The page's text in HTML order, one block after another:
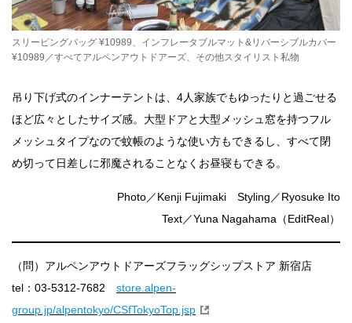
スリーピングバッグ ¥10989、インフレータブルマット&リバーシブルカバー
¥10989／すべてアルペンアウトドアーズ、その他スタイリスト私物
吊り下げ式のインナーテントは、4人家族でもゆったりと過ごせる
ほど広々としたサイズ感。大型ドアと大型メッシュ窓を持つフル
メッシュタイプなので蚊帳のような使い方もできるし、すべて閉
め切って日差しに邪魔されることなくお昼寝もできる。
Photo／Kenji Fujimaki Styling／Ryosuke Ito
Text／Yuna Nagahama（EditReal）
（問）アルペンアウトドアーズフラッグシップストア 新宿店
tel：03-5312-7682 store.alpen-
group.jp/alpentokyo/CSfTokyoTop.jsp